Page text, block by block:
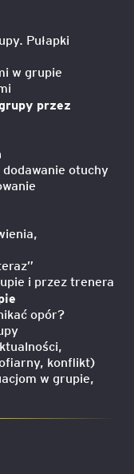
Pułapki
w grupie
przez
otuchy
i przez trenera
opór?
konflikt)
w grupie,